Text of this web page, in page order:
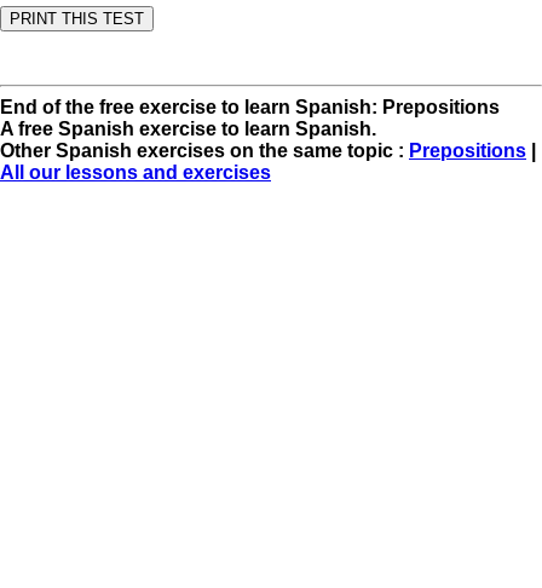
End of the free exercise to learn Spanish: Prepositions
A free Spanish exercise to learn Spanish.
Other Spanish exercises on the same topic : Prepositions
All our lessons and exercises